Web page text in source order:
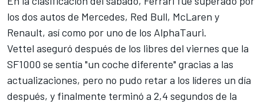
los dos autos de Mercedes, Red Bull, McLaren y
Renault, así como por uno de los AlphaTauri.
Vettel aseguró después de los libres del viernes que la
SF1000 se sentía "un coche diferente" gracias a las
actualizaciones, pero no pudo retar a los líderes un día
después, y finalmente terminó a 2,4 segundos de la